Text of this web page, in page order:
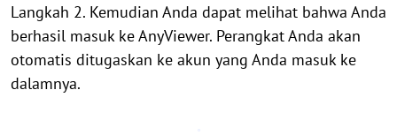
Langkah 2. Kemudian Anda dapat melihat bahwa Anda
berhasil masuk ke AnyViewer. Perangkat Anda akan
otomatis ditugaskan ke akun yang Anda masuk ke
dalamnya.